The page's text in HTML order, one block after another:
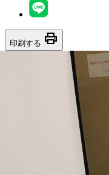
印刷する print